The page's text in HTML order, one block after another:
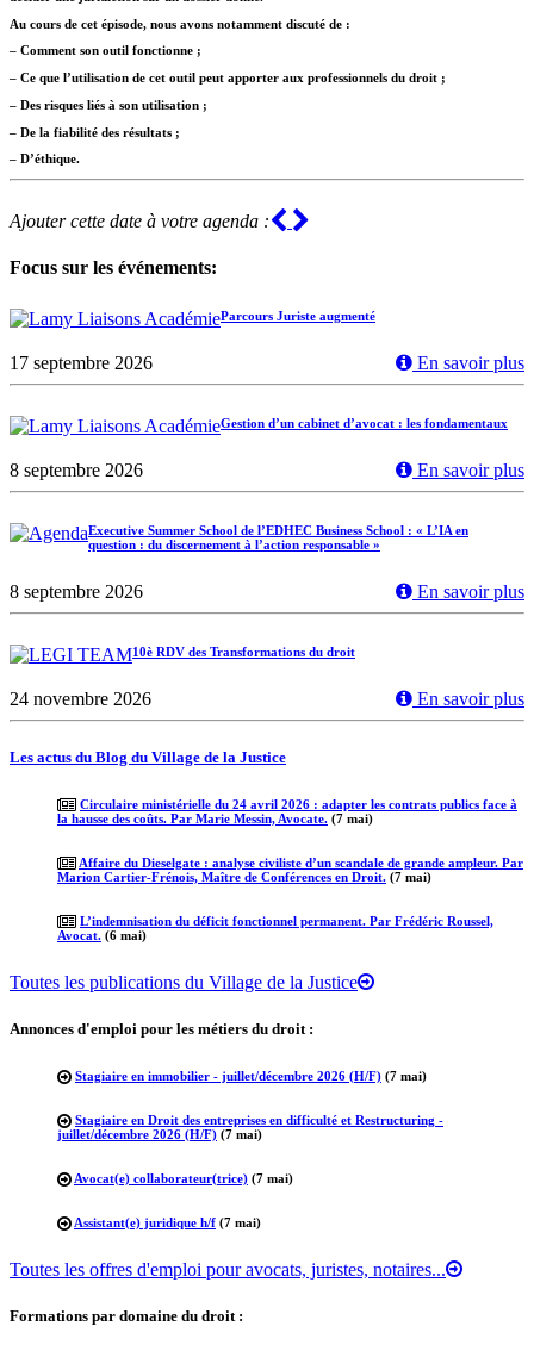
Au cours de cet épisode, nous avons notamment discuté de :
– Comment son outil fonctionne ;
– Ce que l’utilisation de cet outil peut apporter aux professionnels du droit ;
– Des risques liés à son utilisation ;
– De la fiabilité des résultats ;
– D’éthique.
Ajouter cette date à votre agenda : Previous
Focus sur les événements:
Parcours Juriste augmenté
17 septembre 2026 En savoir plus
Gestion d’un cabinet d’avocat : les fondamentaux
8 septembre 2026 En savoir plus
Executive Summer School de l’EDHEC Business School : « L’IA en
question : du discernement à l’action responsable »
8 septembre 2026 En savoir plus
10è RDV des Transformations du droit
24 novembre 2026 En savoir plus
Les actus du Blog du Village de la Justice
Circulaire ministérielle du 24 avril 2026 : adapter les contrats publics face à
la hausse des coûts. Par Marie Messin, Avocate. (7 mai)
Affaire du Dieselgate : analyse civiliste d’un scandale de grande ampleur. Par
Marion Cartier-Frénois, Maître de Conférences en Droit. (7 mai)
L’indemnisation du déficit fonctionnel permanent. Par Frédéric Roussel,
Avocat. (6 mai)
Toutes les publications du Village de la Justice
Annonces d'emploi pour les métiers du droit :
Stagiaire en immobilier - juillet/décembre 2026 (H/F) (7 mai)
Stagiaire en Droit des entreprises en difficulté et Restructuring -
juillet/décembre 2026 (H/F) (7 mai)
Avocat(e) collaborateur(trice) (7 mai)
Assistant(e) juridique h/f (7 mai)
Toutes les offres d'emploi pour avocats, juristes, notaires...
Formations par domaine du droit :